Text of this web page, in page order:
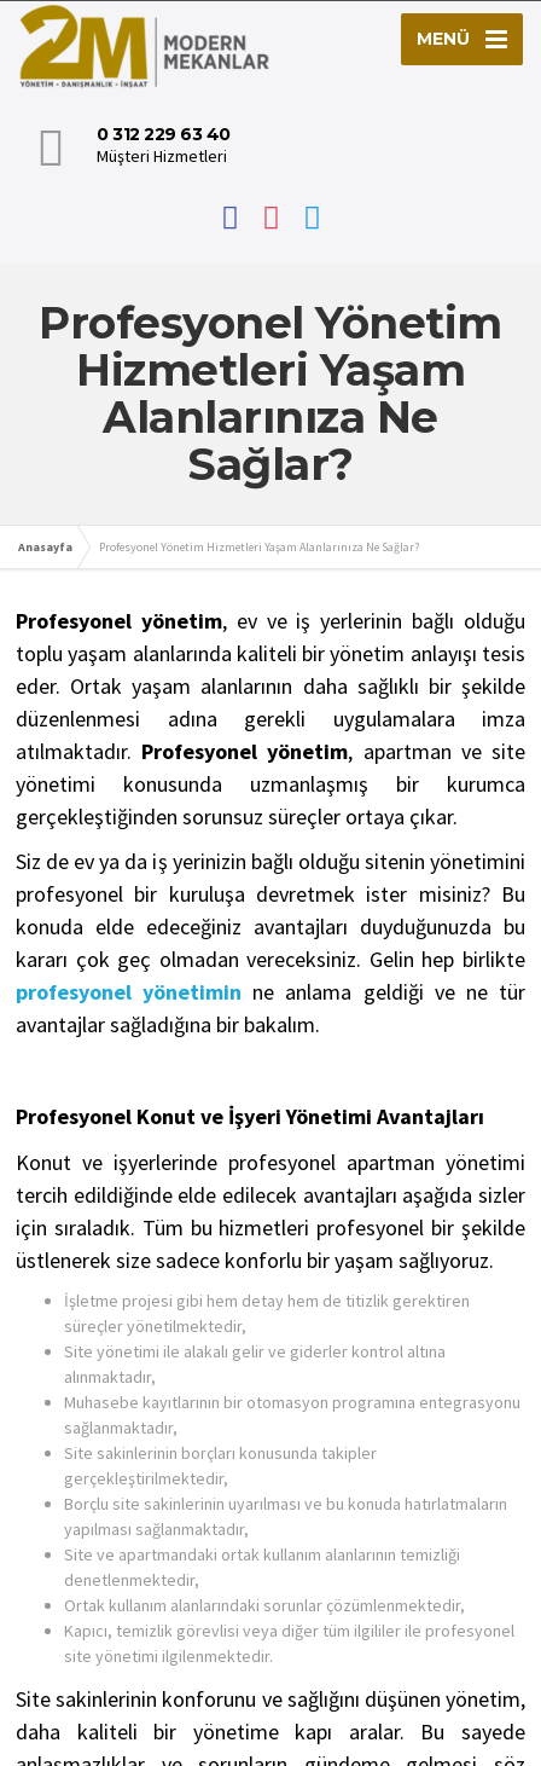
MENÜ
0 312 229 63 40
Müşteri Hizmetleri
Profesyonel Yönetim
Hizmetleri Yaşam
Alanlarınıza Ne
Sağlar?
Anasayfa Profesyonel Yönetim Hizmetleri Yaşam Alanlarınıza Ne Sağlar?
Profesyonel yönetim, ev ve iş yerlerinin bağlı olduğu
toplu yaşam alanlarında kaliteli bir yönetim anlayışı tesis
eder. Ortak yaşam alanlarının daha sağlıklı bir şekilde
düzenlenmesi adına gerekli uygulamalara imza
atılmaktadır. Profesyonel yönetim, apartman ve site
yönetimi konusunda uzmanlaşmış bir kurumca
gerçekleştiğinden sorunsuz süreçler ortaya çıkar.
Siz de ev ya da iş yerinizin bağlı olduğu sitenin yönetimini
profesyonel bir kuruluşa devretmek ister misiniz? Bu
konuda elde edeceğiniz avantajları duyduğunuzda bu
kararı çok geç olmadan vereceksiniz. Gelin hep birlikte
profesyonel yönetimin ne anlama geldiği ve ne tür
avantajlar sağladığına bir bakalım.
Profesyonel Konut ve İşyeri Yönetimi Avantajları
Konut ve işyerlerinde profesyonel apartman yönetimi
tercih edildiğinde elde edilecek avantajları aşağıda sizler
için sıraladık. Tüm bu hizmetleri profesyonel bir şekilde
üstlenerek size sadece konforlu bir yaşam sağlıyoruz.
İşletme projesi gibi hem detay hem de titizlik gerektiren
süreçler yönetilmektedir,
Site yönetimi ile alakalı gelir ve giderler kontrol altına
alınmaktadır,
Muhasebe kayıtlarının bir otomasyon programına entegrasyonu
sağlanmaktadır,
Site sakinlerinin borçları konusunda takipler
gerçekleştirilmektedir,
Borçlu site sakinlerinin uyarılması ve bu konuda hatırlatmaların
yapılması sağlanmaktadır,
Site ve apartmandaki ortak kullanım alanlarının temizliği
denetlenmektedir,
Ortak kullanım alanlarındaki sorunlar çözümlenmektedir,
Kapıcı, temizlik görevlisi veya diğer tüm ilgililer ile profesyonel
site yönetimi ilgilenmektedir.
Site sakinlerinin konforunu ve sağlığını düşünen yönetim,
daha kaliteli bir yönetime kapı aralar. Bu sayede